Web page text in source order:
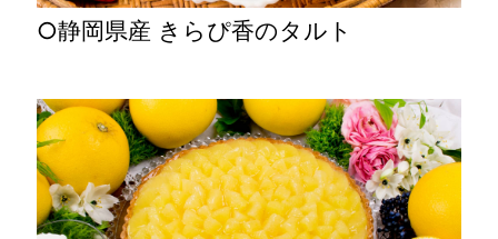
○静岡県産 きらぴ香のタルト